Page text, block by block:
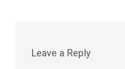
Leave a Reply